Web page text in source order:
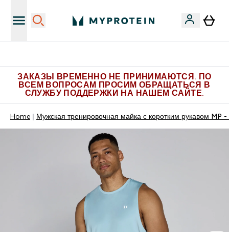
ЗАКАЗЫ ВРЕМЕННО НЕ ПРИНИМАЮТСЯ. ПО
ВСЕМ ВОПРОСАМ ПРОСИМ ОБРАЩАТЬСЯ В
СЛУЖБУ ПОДДЕРЖКИ НА НАШЕМ САЙТЕ.
Home Мужская тренировочная майка с коротким рукавом MP